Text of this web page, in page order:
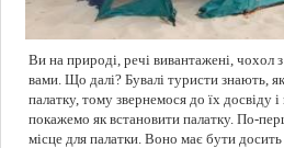
Ви на природі, речі вивантажені, чохол
вами. Що далі? Бувалі туристи знають,
палатку, тому звернемося до їх досвіду
покажемо як встановити палатку. По-
місце для палатки. Воно має бути досить